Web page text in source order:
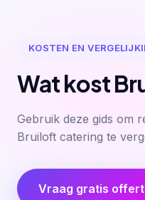
KOSTEN EN
Wat kost
Gebruik deze gids om
Bruiloft catering te
Vraag gratis